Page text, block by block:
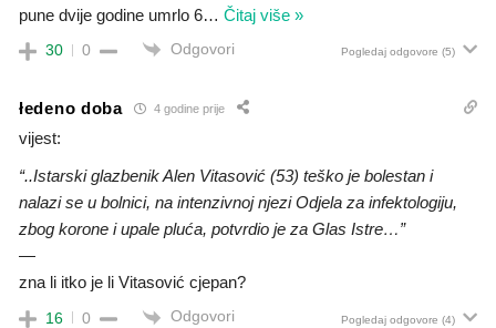
pune dvije godine umrlo 6… Čitaj više »
30 0 Odgovori Pogledaj odgovore (5)
łedeno doba 4 godine prije
vijest:
“..Istarski glazbenik Alen Vitasović (53) teško je bolestan i
nalazi se u bolnici, na intenzivnoj njezi Odjela za infektologiju,
zbog korone i upale pluća, potvrdio je za Glas Istre…”
—
zna li itko je li Vitasović cjepan?
16 0 Odgovori Pogledaj odgovore (4)